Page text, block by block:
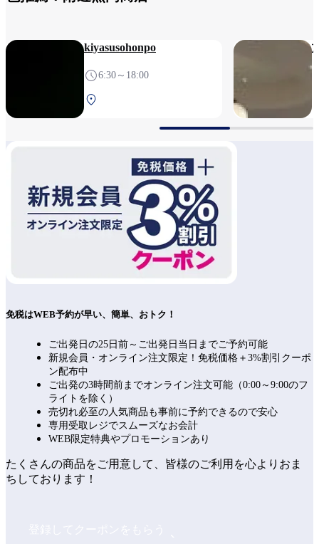
kiyasusohonpo
6:30～18:00
免税はWEB予約が早い、簡単、おトク！
ご出発日の25日前～ご出発日当日までご予約可能
新規会員・オンライン注文限定！免税価格＋3%割引クーポ
ン配布中
ご出発の3時間前までオンライン注文可能（0:00～9:00のフ
ライトを除く）
売切れ必至の人気商品も事前に予約できるので安心
専用受取レジでスムーズなお会計
WEB限定特典やプロモーションあり
たくさんの商品をご用意して、皆様のご利用を心よりおま
ちしております！